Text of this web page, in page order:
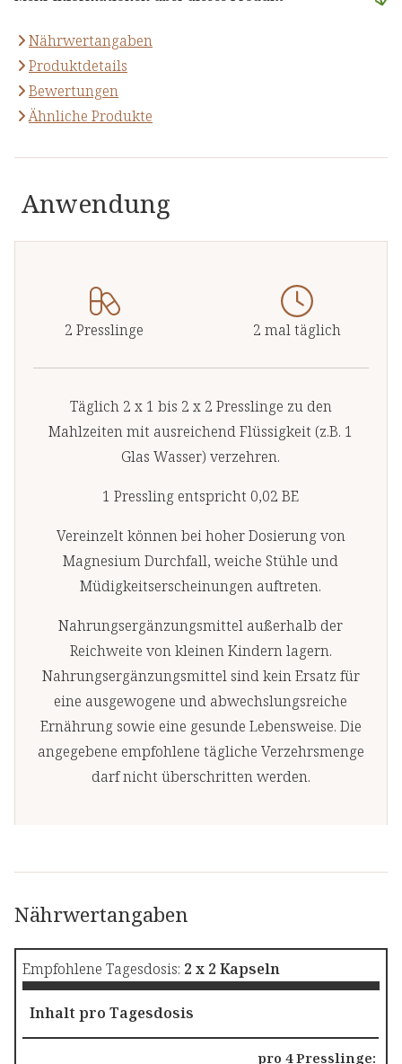
Nährwertangaben
Produktdetails
Bewertungen
Ähnliche Produkte
Anwendung
2 Presslinge 2 mal täglich
Täglich 2 x 1 bis 2 x 2 Presslinge zu den
Mahlzeiten mit ausreichend Flüssigkeit (z.B. 1
Glas Wasser) verzehren.
1 Pressling entspricht 0,02 BE
Vereinzelt können bei hoher Dosierung von
Magnesium Durchfall, weiche Stühle und
Müdigkeitserscheinungen auftreten.
Nahrungsergänzungsmittel außerhalb der
Reichweite von kleinen Kindern lagern.
Nahrungsergänzungsmittel sind kein Ersatz für
eine ausgewogene und abwechslungsreiche
Ernährung sowie eine gesunde Lebensweise. Die
angegebene empfohlene tägliche Verzehrsmenge
darf nicht überschritten werden.
Nährwertangaben
Empfohlene Tagesdosis: 2 x 2 Kapseln
Inhalt pro Tagesdosis
pro 4 Presslinge: